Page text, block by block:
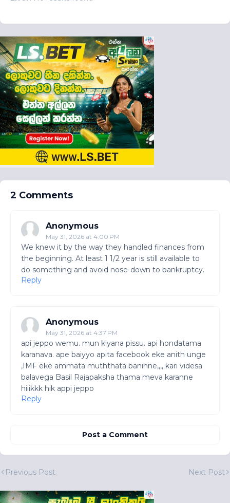
2 Comments
Anonymous
May 31, 2026 at 4:00 PM
We knew it by the way they handled finances from
the beginning. At least 1 1/2 year is still available to
do something and avoid nose-down to bankruptcy.
Reply
Anonymous
May 31, 2026 at 4:37 PM
api jeppo wemu. mun kiyana pissu. api hondatama
karanava. ape baiyyo apita facebook eke anith unge
,IMF eke ammata muththata baninne,,,, kari videsa
balavega Basil Rajapaksha thama meva karanne
hiiikkk hik appi jeppo
Reply
Post a Comment
Previous Post Next Post